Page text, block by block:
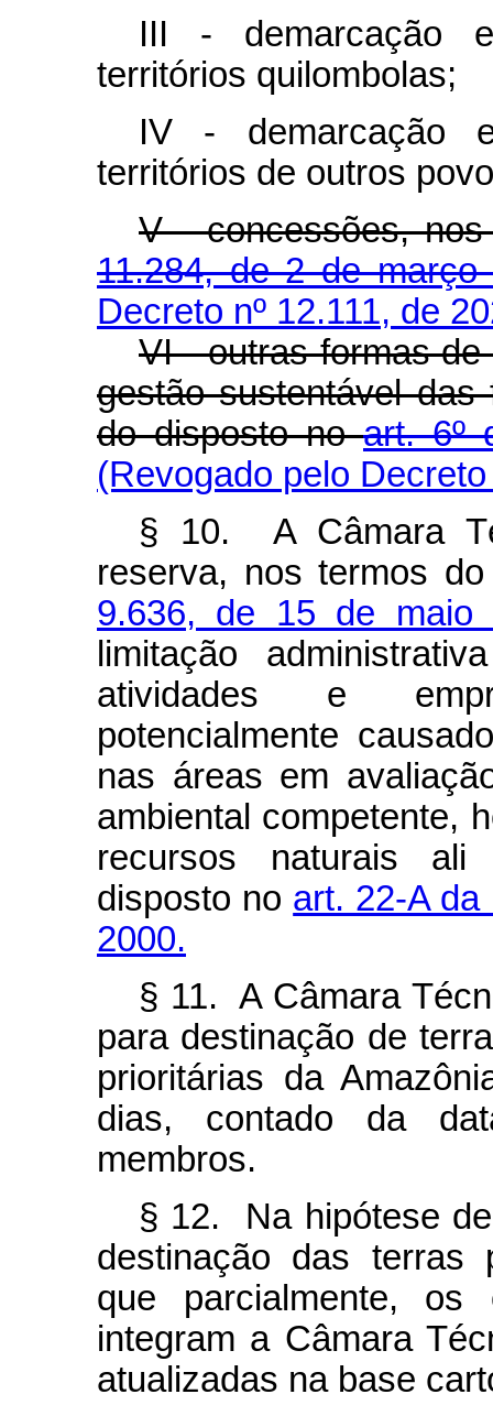
III - demarcação
territórios quilombolas;
IV - demarcação
territórios de outros
V - concessões,
11.284, de 2 de março
Decreto nº 12.111, de
VI - outras formas
gestão sustentável
do disposto noart. 6º
(Revogado pelo
§ 10. A Câmara
reserva, nos termos
9.636, de 15 de maio
limitação
atividades e
potencialmente
nas áreas em
ambiental competente,
recursos naturais
disposto no art. 22-A da
2000.
§ 11. A Câmara
para destinação de
prioritárias da
dias, contado da
membros.
§ 12. Na hipótese
destinação das terras
que parcialmente,
integram a Câmara
atualizadas na base